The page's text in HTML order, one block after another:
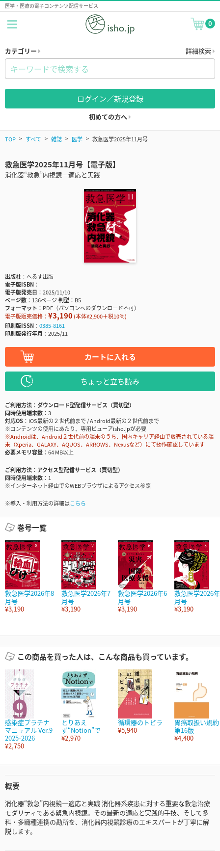
医学・医療の電子コンテンツ配信サービス
0
カテゴリー 詳細検索
ログイン／新規登録
初めての方へ
TOP すべて 雑誌 医学 救急医学2025年11月号
救急医学2025年11月号【電子版】
消化器“救急”内視鏡―適応と実践
出版社
へるす出版
電子版ISBN
電子版発売日
2025/11/10
ページ数
136ページ判型
B5
フォーマット
PDF（パソコンへのダウンロード不可）
電子版販売価格： ¥3,190(本体¥2,900＋税10％)
印刷版ISSN
0385-8161
印刷版発行年月
2025/11
カートに入れる
ちょっと立ち読み
ご利用方法
ダウンロード型配信サービス（買切型）
同時使用端末数
3
対応OS
iOS最新の２世代前まで / Android最新の２世代前まで
※コンテンツの使用にあたり、専用ビューアisho.jpが必要
※Androidは、Android２世代前の端末のうち、国内キャリア経由で販売されている端
末（Xperia、GALAXY、AQUOS、ARROWS、Nexusなど）にて動作確認しています
必要メモリ容量
64 MB以上
ご利用方法
アクセス型配信サービス（買切型）
同時使用端末数
1
※インターネット経由でのWEBブラウザによるアクセス参照
※導入・利用方法の詳細はこちら
巻号一覧
救急医学2026年8
月号
¥3,190
救急医学2026年7
月号
¥3,190
救急医学2026年6
月号
¥3,190
救急医学2026
月号
¥3,190
この商品を買った人は、こんな商品も買っています。
感染症プラチナ
マニュアル Ver.9
2025-2026
¥2,750
とりあえ
ず“Notion”で
¥2,970
循環器のトビラ
¥5,940
胃癌取扱い規約
第16版
¥4,400
概要
消化器“救急”内視鏡―適応と実践 消化器系疾患に対する重要な救急治療
モダリティである緊急内視鏡。その最新の適応と実践的手技、そして多
科・多職種連携の勘所を、消化器内視鏡診療のエキスパートが丁寧に解
説します。